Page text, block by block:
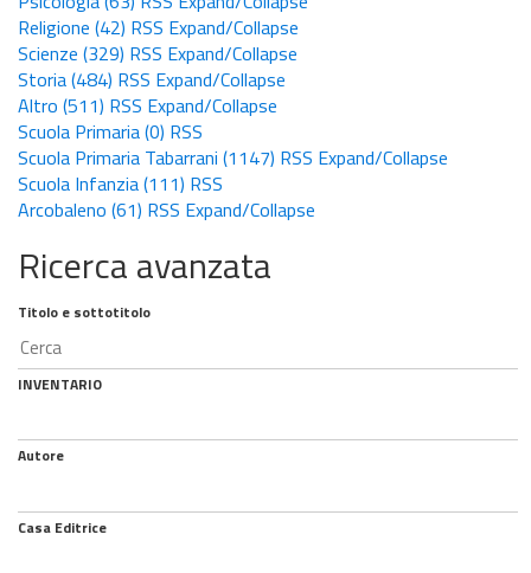
Religione (42) RSS Expand/Collapse
Scienze (329) RSS Expand/Collapse
Storia(484) RSS Expand/Collapse
Altro (511) RSS Expand/Collapse
Scuola Primaria(0) RSS
Scuola Primaria Tabarrani (1147) RSS Expand/Collapse
Scuola Infanzia(111) RSS
Arcobaleno (61) RSS Expand/Collapse
Ricerca avanzata
Titolo e sottotitolo
INVENTARIO
Autore
Casa Editrice